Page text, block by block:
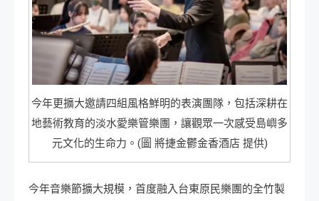
今年更擴大邀請四組風格鮮明的表演團隊，包括深耕在
地藝術教育的淡水愛樂管樂團，讓觀眾一次感受島嶼多
元文化的生命力。(圖 將捷金鬱金香酒店 提供)
今年音樂節擴大規模，首度融入台東原民樂團的全竹製